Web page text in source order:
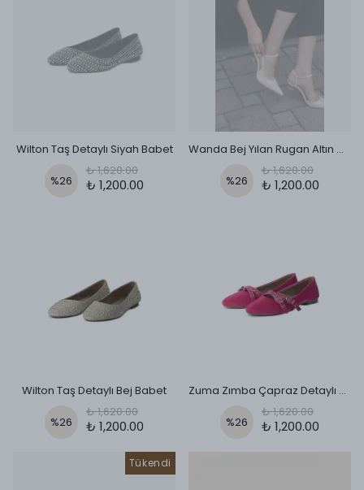
Wilton Taş Detaylı Siyah Babet
%26
₺ 1,620.00
₺ 1,200.00
Wanda Bej Yılan Rugan Altın Ökçe Detaylı Topuklu
%26
₺ 1,620.00
₺ 1,200.00
Wilton Taş Detaylı Bej Babet
%26
₺ 1,620.00
₺ 1,200.00
Zuma Zımba Çapraz Detaylı Babet - Fuşya
%26
₺ 1,620.00
₺ 1,200.00
Tükendi